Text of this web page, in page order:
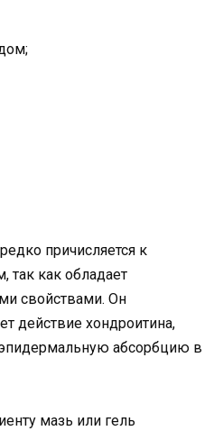
причисляется к
так как обладает
свойствами. Он
действие хондроитина,
абсорбцию в
мазь или гель